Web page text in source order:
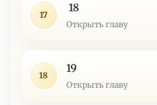
17
18
Открыть главу
18
19
Открыть главу